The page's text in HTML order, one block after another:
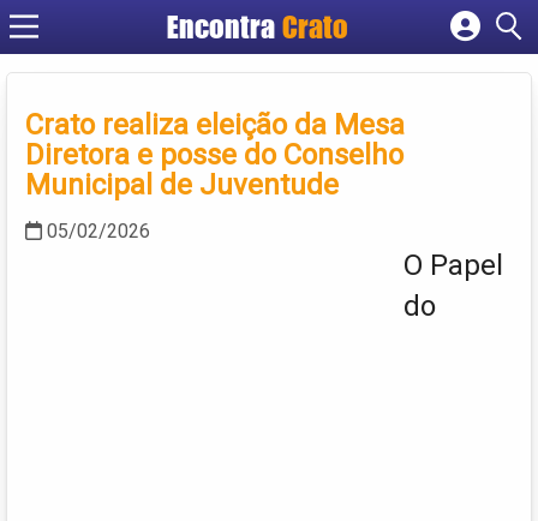
Encontra Crato
Cadastrar empresa
Criar conta
Crato realiza eleição da Mesa
Diretora e posse do Conselho
Municipal de Juventude
05/02/2026
O Papel
do